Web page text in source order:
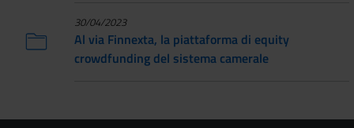
30/04/2023
Al via Finnexta, la piattaforma di equity
crowdfunding del sistema camerale